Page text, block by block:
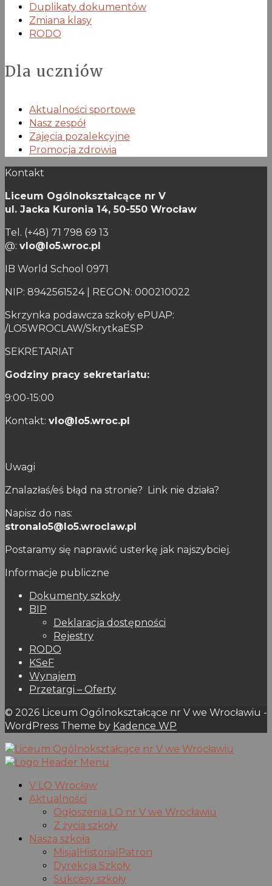
Duplikaty dokumentów
Zmiana klasy
RODO
Dla uczniów
Aktualności sportowe
Nasz zespół
Zajęcia pozalekcyjne
Promocja zdrowia
Kontakt
Liceum Ogólnokształcące nr V
ul. Jacka Kuronia 14, 50-550 Wrocław
Tel. (+48) 71 798 69 13
@: vlo@lo5.wroc.pl
IB World School 0971
NIP: 8942561524 | REGON: 000210022
Skrzynka podawcza szkoły ePUAP:
/LO5WROCLAW/SkrytkaESP
SEKRETARIAT
Godziny pracy sekretariatu:
9:00-15:00
Kontakt: vlo@lo5.wroc.pl
Uwagi
Znalazłaś/eś błąd na stronie? Link nie działa?
Napisz do nas:
stronalo5@lo5.wroclaw.pl
Postaramy się naprawić usterkę jak najszybciej.
Informacje publiczne
Dokumenty szkoły
BIP
Deklaracja dostępności
Rejestry
RODO
KSeF
Wynajem
Przetargi – Oferty
© 2026 Liceum Ogólnokształcące nr V we Wrocławiu -
WordPress Theme by Kadence WP
V LO Wrocław
Aktualności
Ogłoszenia LO nr V we Wrocławiu
Z życia szkoły
Nasza szkoła
Misja|Historia|Patron
Dyrekcja Szkoły
Sukcesy szkoły